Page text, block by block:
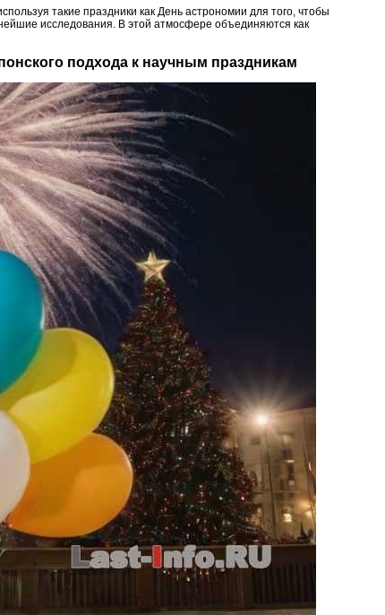
такие праздники как День астрономии для того, чтобы
исследования. В этой атмосфере объединяются как
подхода к научным праздникам